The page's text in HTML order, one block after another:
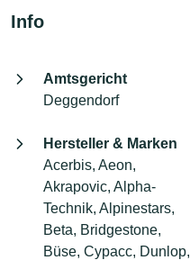
Info
Amtsgericht
Deggendorf
Hersteller & Marken
Acerbis, Aeon,
Akrapovic, Alpha-
Technik, Alpinestars,
Beta, Bridgestone,
Büse, Cypacc, Dunlop,